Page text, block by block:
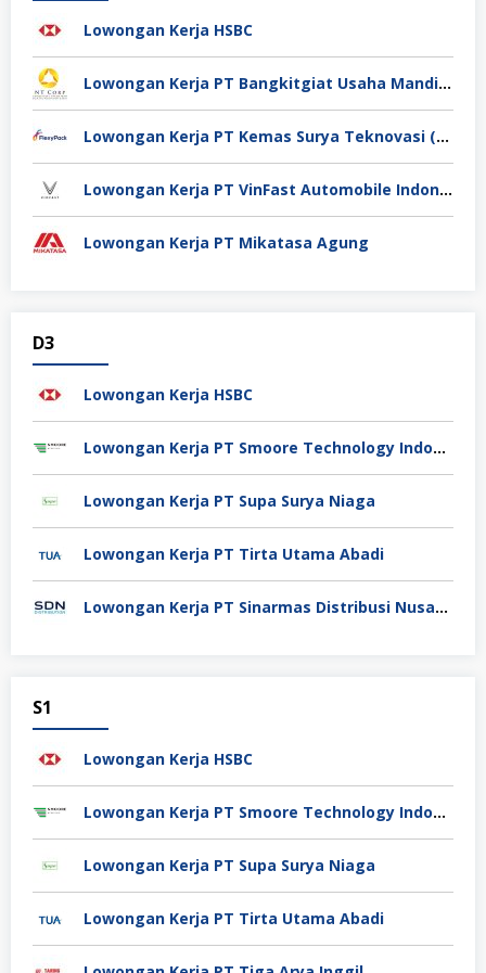
Lowongan Kerja HSBC
Lowongan Kerja PT Bangkitgiat Usaha Mandiri (NT Corp)
Lowongan Kerja PT Kemas Surya Teknovasi (FlexyPack)
Lowongan Kerja PT VinFast Automobile Indonesia
Lowongan Kerja PT Mikatasa Agung
D3
Lowongan Kerja HSBC
Lowongan Kerja PT Smoore Technology Indonesia
Lowongan Kerja PT Supa Surya Niaga
Lowongan Kerja PT Tirta Utama Abadi
Lowongan Kerja PT Sinarmas Distribusi Nusantara
S1
Lowongan Kerja HSBC
Lowongan Kerja PT Smoore Technology Indonesia
Lowongan Kerja PT Supa Surya Niaga
Lowongan Kerja PT Tirta Utama Abadi